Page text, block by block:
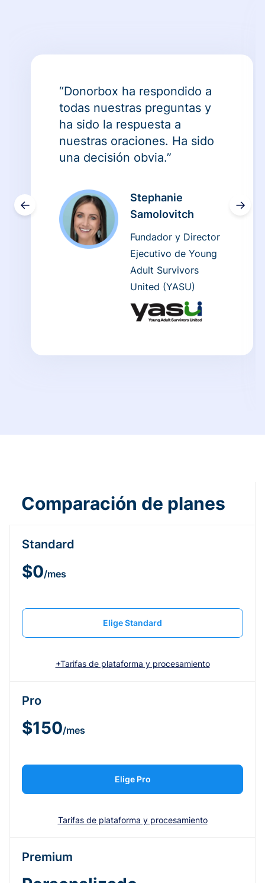
←
“Donorbox ha respondido a
todas nuestras preguntas y
ha sido la respuesta a
nuestras oraciones. Ha sido
una decisión obvia.”
Stephanie
Samolovitch
Fundador y Director
Ejecutivo de Young
Adult Survivors
United (YASU)
→
Comparación de planes
Standard
$0/mes
Elige Standard
+Tarifas de plataforma y procesamiento
Pro
$150/mes
Elige Pro
Tarifas de plataforma y procesamiento
Premium